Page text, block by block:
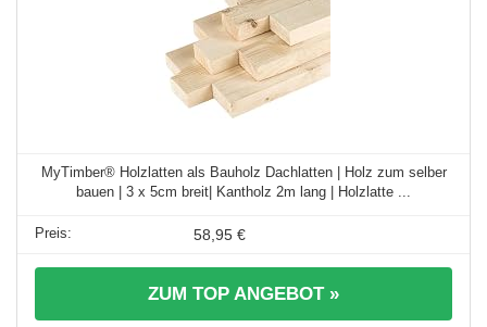
MyTimber® Holzlatten als Bauholz Dachlatten | Holz zum selber
bauen | 3 x 5cm breit| Kantholz 2m lang | Holzlatte ...
58,95 €
ZUM TOP ANGEBOT »